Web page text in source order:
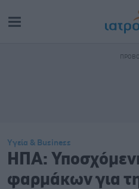
Υγεία & Business
ΗΠΑ:
φαρμάκων για